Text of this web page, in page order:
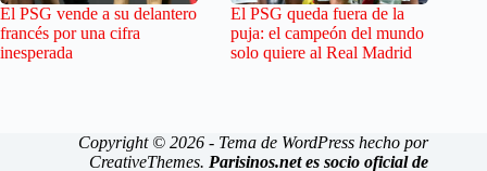
El PSG vende a su delantero
francés por una cifra
inesperada
El PSG queda fuera de la
puja: el campeón del mundo
solo quiere al Real Madrid
Copyright © 2026 - Tema de WordPress hecho por
CreativeThemes. Parisinos.net es socio oficial de